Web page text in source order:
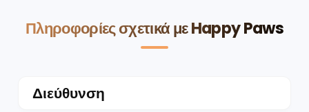
Πληροφορίες σχετικά με Happy Paws
Διεύθυνση